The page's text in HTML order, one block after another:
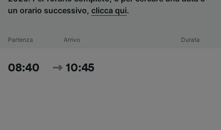
un orario successivo, clicca qui.
Partenza Arrivo Durata
08:40 10:45